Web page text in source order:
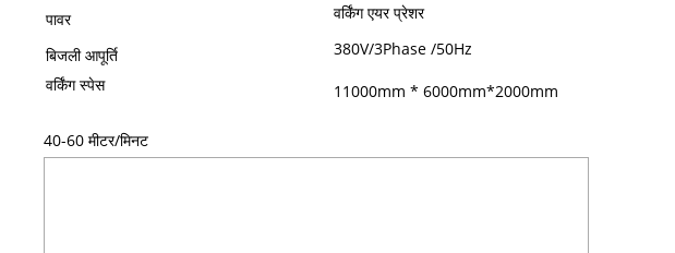
पावर वर्किंग एयर प्रेशर
बिजली आपूर्ति
380V/3Phase /50Hz
वर्किंग स्पेस
11000mm * 6000mm*2000mm
40-60 मीटर/मिनट